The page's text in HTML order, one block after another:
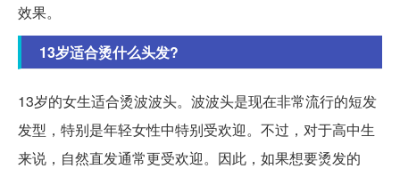
效果。
13岁适合烫什么头发?
13岁的女生适合烫波波头。波波头是现在非常流行的短发
发型，特别是年轻女性中特别受欢迎。不过，对于高中生
来说，自然直发通常更受欢迎。因此，如果想要烫发的